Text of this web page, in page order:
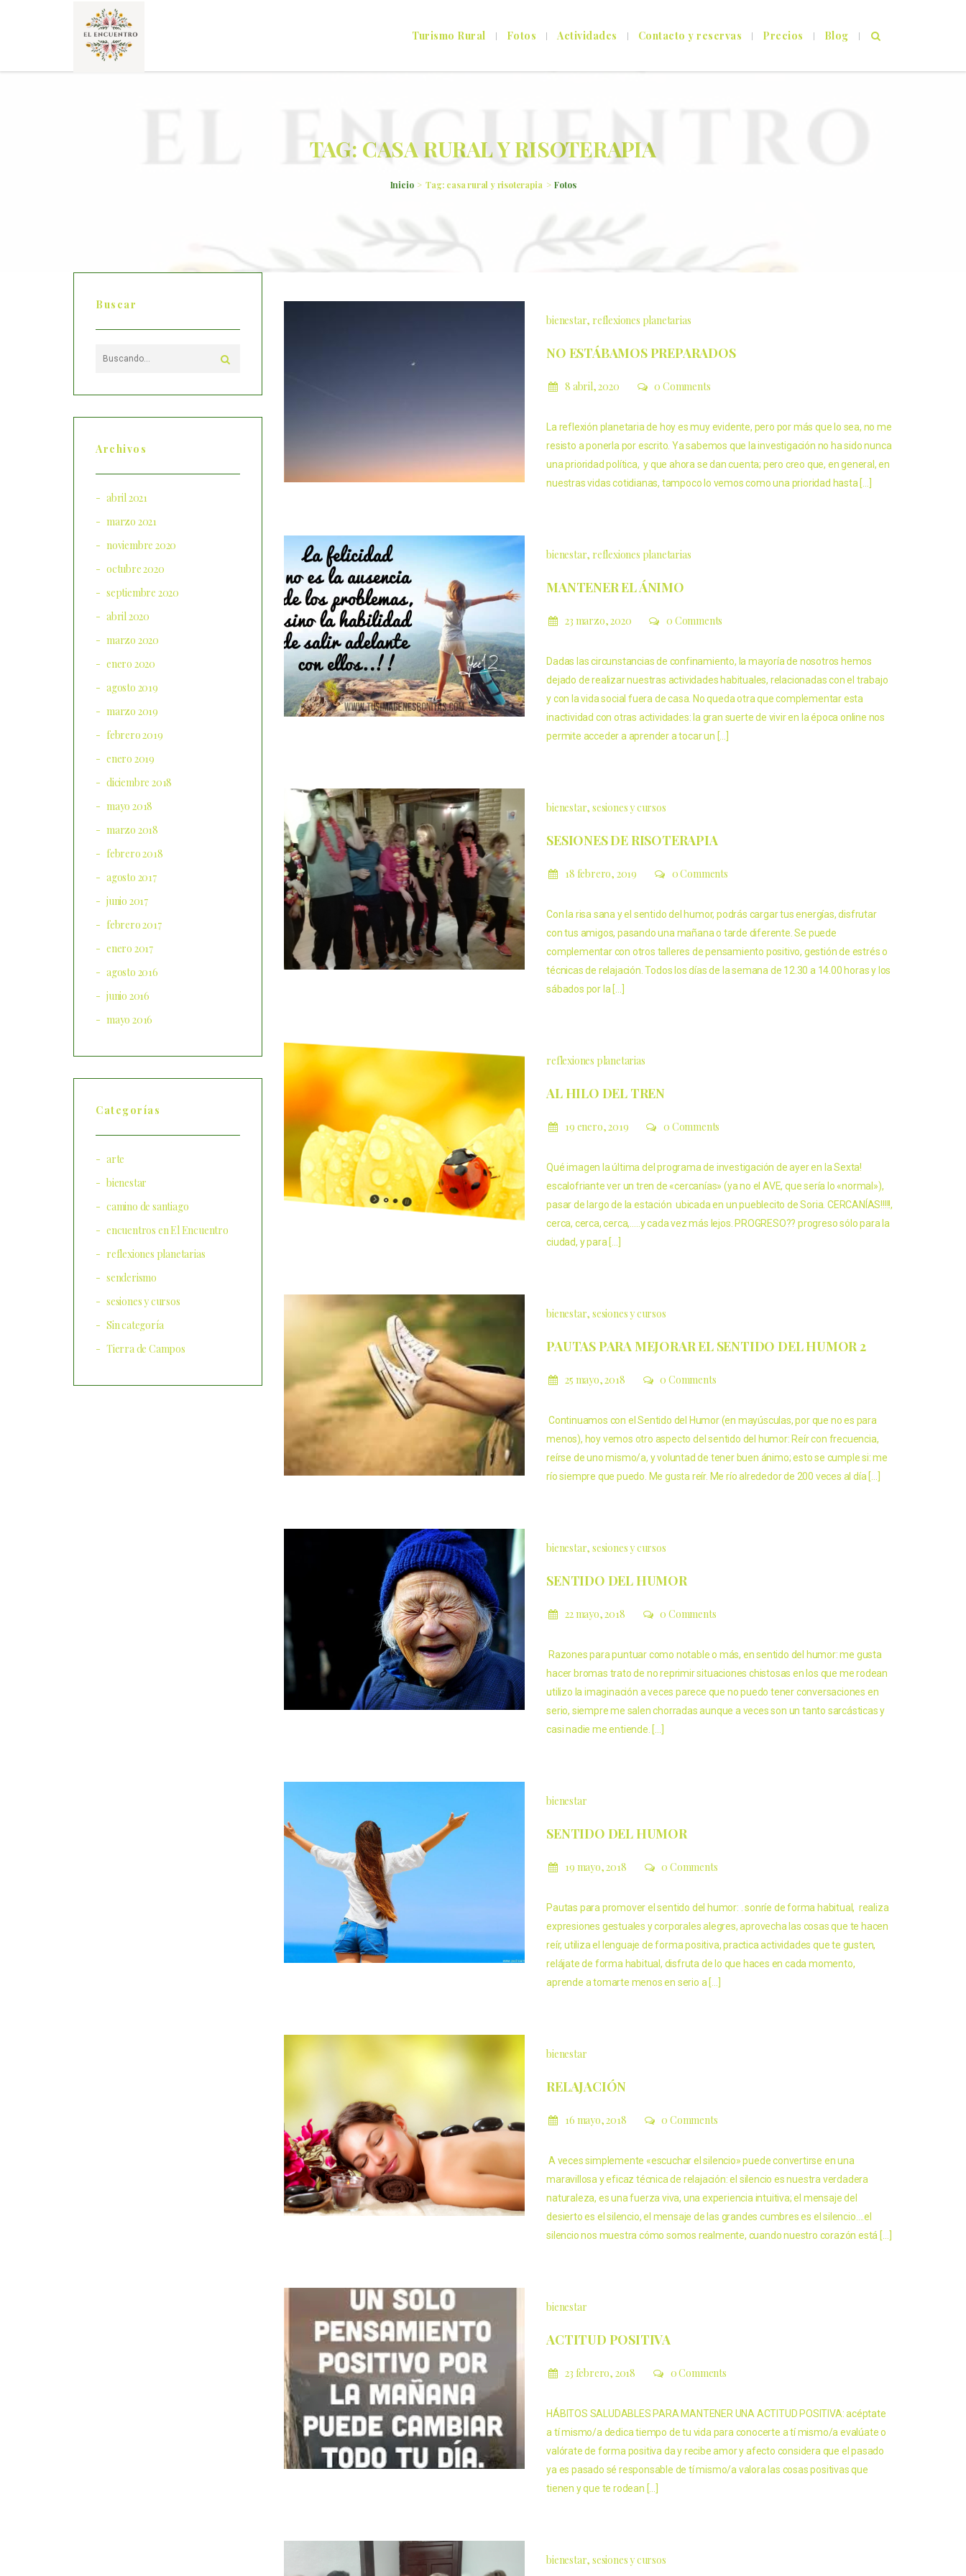
Turismo Rural Fotos Actividades Contacto y reservas Precios Blog
TAG: CASA RURAL Y RISOTERAPIA
Inicio Tag: casa rural y risoterapia Fotos
bienestar reflexiones planetarias
NO ESTÁBAMOS PREPARADOS
8 abril, 2020 0 Comments
La reflexión planetaria de hoy es muy evidente, pero por más que lo sea, no me
resisto a ponerla por escrito. Ya sabemos que la investigación no ha sido nunca
una prioridad política, y que ahora se dan cuenta; pero creo que, en general, en
nuestras vidas cotidianas, tampoco lo vemos como una prioridad hasta […]
bienestar reflexiones planetarias
MANTENER EL ÁNIMO
23 marzo, 2020 0 Comments
Dadas las circunstancias de confinamiento, la mayoría de nosotros hemos
dejado de realizar nuestras actividades habituales, relacionadas con el trabajo
y con la vida social fuera de casa. No queda otra que complementar esta
inactividad con otras actividades: la gran suerte de vivir en la época online nos
permite acceder a aprender a tocar un […]
bienestar sesiones y cursos
SESIONES DE RISOTERAPIA
18 febrero, 2019 0 Comments
Con la risa sana y el sentido del humor, podrás cargar tus energías, disfrutar
con tus amigos, pasando una mañana o tarde diferente. Se puede
complementar con otros talleres de pensamiento positivo, gestión de estrés o
técnicas de relajación. Todos los días de la semana de 12.30 a 14.00 horas y los
sábados por la […]
reflexiones planetarias
AL HILO DEL TREN
19 enero, 2019 0 Comments
Qué imagen la última del programa de investigación de ayer en la Sexta!
escalofriante ver un tren de «cercanías» (ya no el AVE, que sería lo «normal»),
pasar de largo de la estación ubicada en un pueblecito de Soria. CERCANÍAS!!!!!,
cerca, cerca, cerca,…..y cada vez más lejos. PROGRESO?? progreso sólo para la
ciudad, y para […]
bienestar sesiones y cursos
PAUTAS PARA MEJORAR EL SENTIDO DEL HUMOR 2
25 mayo, 2018 0 Comments
Continuamos con el Sentido del Humor (en mayúsculas, por que no es para
menos), hoy vemos otro aspecto del sentido del humor: Reír con frecuencia,
reírse de uno mismo/a, y voluntad de tener buen ánimo; esto se cumple si: me
río siempre que puedo. Me gusta reír. Me río alrededor de 200 veces al día […]
bienestar sesiones y cursos
SENTIDO DEL HUMOR
22 mayo, 2018 0 Comments
Razones para puntuar como notable o más, en sentido del humor: me gusta
hacer bromas trato de no reprimir situaciones chistosas en los que me rodean
utilizo la imaginación a veces parece que no puedo tener conversaciones en
serio, siempre me salen chorradas aunque a veces son un tanto sarcásticas y
casi nadie me entiende. […]
bienestar
SENTIDO DEL HUMOR
19 mayo, 2018 0 Comments
Pautas para promover el sentido del humor: . sonríe de forma habitual, realiza
expresiones gestuales y corporales alegres, aprovecha las cosas que te hacen
reír, utiliza el lenguaje de forma positiva, practica actividades que te gusten,
relájate de forma habitual, disfruta de lo que haces en cada momento,
aprende a tomarte menos en serio a […]
bienestar
RELAJACIÓN
16 mayo, 2018 0 Comments
A veces simplemente «escuchar el silencio» puede convertirse en una
maravillosa y eficaz técnica de relajación: el silencio es nuestra verdadera
naturaleza, es una fuerza viva, una experiencia intuitiva; el mensaje del
desierto es el silencio, el mensaje de las grandes cumbres es el silencio….el
silencio nos muestra cómo somos realmente, cuando nuestro corazón está […]
bienestar
ACTITUD POSITIVA
23 febrero, 2018 0 Comments
HÁBITOS SALUDABLES PARA MANTENER UNA ACTITUD POSITIVA: acéptate
a tí mismo/a dedica tiempo de tu vida para conocerte a tí mismo/a evalúate o
valórate de forma positiva da y recibe amor y afecto considera que el pasado
ya es pasado sé responsable de tí mismo/a valora las cosas positivas que
tienen y que te rodean […]
bienestar sesiones y cursos
Buscar
Archivos
abril 2021
marzo 2021
noviembre 2020
octubre 2020
septiembre 2020
abril 2020
marzo 2020
enero 2020
agosto 2019
marzo 2019
febrero 2019
enero 2019
diciembre 2018
mayo 2018
marzo 2018
febrero 2018
agosto 2017
junio 2017
febrero 2017
enero 2017
agosto 2016
junio 2016
mayo 2016
Categorías
arte
bienestar
camino de santiago
encuentros en El Encuentro
reflexiones planetarias
senderismo
sesiones y cursos
Sin categoría
Tierra de Campos